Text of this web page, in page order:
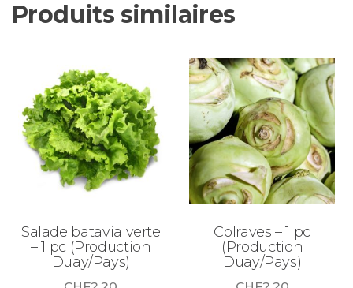
Produits similaires
Salade batavia verte
– 1 pc (Production
Duay/Pays)
Colraves – 1 pc
(Production
Duay/Pays)